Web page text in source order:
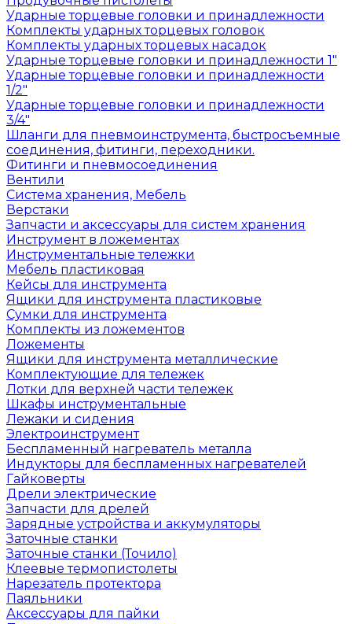
Ударные торцевые головки и принадлежности
Комплекты ударных торцевых головок
Комплекты ударных торцевых насадок
Ударные торцевые головки и принадлежности 1"
Ударные торцевые головки и принадлежности
1/2"
Ударные торцевые головки и принадлежности
3/4"
Шланги для пневмоинструмента, быстросъемные
соединения, фитинги, переходники.
Фитинги и пневмосоединения
Вентили
Система хранения, Мебель
Верстаки
Запчасти и аксессуары для систем хранения
Инструмент в ложементах
Инструментальные тележки
Мебель пластиковая
Кейсы для инструмента
Ящики для инструмента пластиковые
Сумки для инструмента
Комплекты из ложементов
Ложементы
Ящики для инструмента металлические
Комплектующие для тележек
Лотки для верхней части тележек
Шкафы инструментальные
Лежаки и сидения
Электроинструмент
Беспламенный нагреватель металла
Индукторы для беспламенных нагревателей
Гайковерты
Дрели электрические
Запчасти для дрелей
Зарядные устройства и аккумуляторы
Заточные станки
Заточные станки (Точило)
Клеевые термопистолеты
Нарезатель протектора
Паяльники
Аксессуары для пайки